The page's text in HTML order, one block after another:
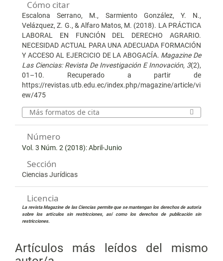
Cómo citar
Escalona Serrano, M., Sarmiento González, Y. N.,
Velázquez, Z. G., & Alfaro Matos, M. (2018). LA PRÁCTICA
LABORAL EN FUNCIÓN DEL DERECHO AGRARIO.
NECESIDAD ACTUAL PARA UNA ADECUADA FORMACIÓN
Y ACCESO AL EJERCICIO DE LA ABOGACÍA. Magazine De
Las Ciencias: Revista De Investigación E Innovación, 3(2),
01–10. Recuperado a partir de
https://revistas.utb.edu.ec/index.php/magazine/article/vi
ew/475
Más formatos de cita
Número
Vol. 3 Núm. 2 (2018): Abril-Junio
Sección
Ciencias Jurídicas
Licencia
La revista Magazine de las Ciencias permite que se mantengan los derechos de autoría
sobre los artículos sin restricciones, así como los derechos de publicación sin
restricciones.
Artículos más leídos del mismo